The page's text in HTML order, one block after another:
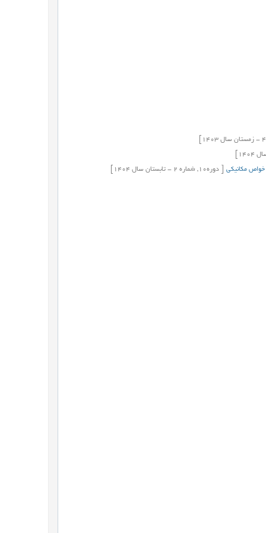
- زمستان سال
خواص مکانیکی دوره10, شماره - تابستان سال